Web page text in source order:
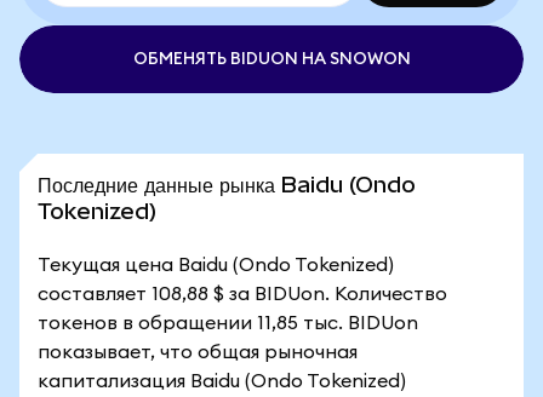
ОБМЕНЯТЬ BIDUON НА SNOWON
Последние данные рынка Baidu (Ondo
Tokenized)
Текущая цена Baidu (Ondo Tokenized)
составляет 108,88 $ за BIDUon. Количество
токенов в обращении 11,85 тыс. BIDUon
показывает, что общая рыночная
капитализация Baidu (Ondo Tokenized)